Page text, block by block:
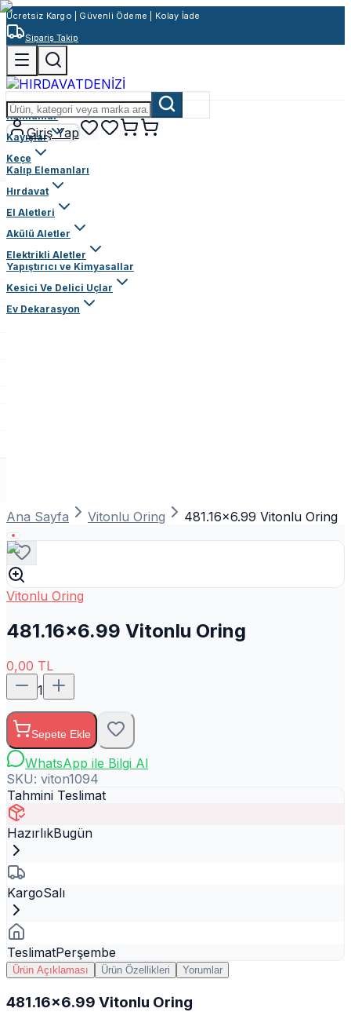
Ücretsiz Kargo | Güvenli Ödeme | Kolay İade
Sipariş Takip
Giriş Yap
Rulmanlar
Kayışlar
Keçe
Kalıp Elemanları
Hırdavat
El Aletleri
Akülü Aletler
Elektrikli Aletler
Yapıştırıcı ve Kimyasallar
Kesici Ve Delici Uçlar
Ev Dekarasyon
Ana Sayfa Vitonlu Oring 481.16x6.99 Vitonlu Oring
Vitonlu Oring
481.16x6.99 Vitonlu Oring
0,00 TL
1
Sepete Ekle
WhatsApp ile Bilgi Al
SKU: viton1094
Tahmini Teslimat
HazırlıkBugün
KargoSalı
TeslimatPerşembe
Ürün Açıklaması Ürün Özellikleri Yorumlar
481.16x6.99 Vitonlu Oring